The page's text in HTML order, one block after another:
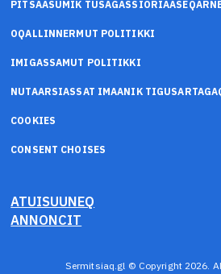
PITSAASUMIK
OQALLINNERMUT POLITIKKI
IMIGASSAMUT POLITIKKI
NUTAARSIASSAT IMAANIK
COOKIES
CONSENT CHOISES
ATUISUUNEQ
ANNONCIT
Sermitsiaq.gl © Copyright 2026.